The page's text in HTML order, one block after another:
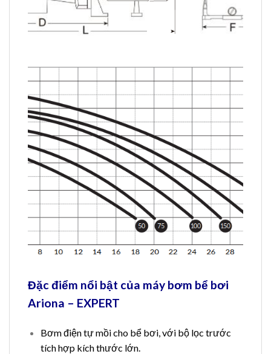
Đặc điểm nổi bật của máy bơm bể bơi
Ariona – EXPERT
Bơm điện tự mồi cho bể bơi, với bộ lọc trước
tích hợp kích thước lớn.